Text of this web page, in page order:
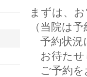
まずは、
（当院は
予約状況
お待たせ
ご予約を